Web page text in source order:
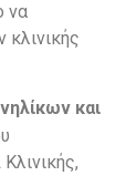
να
και